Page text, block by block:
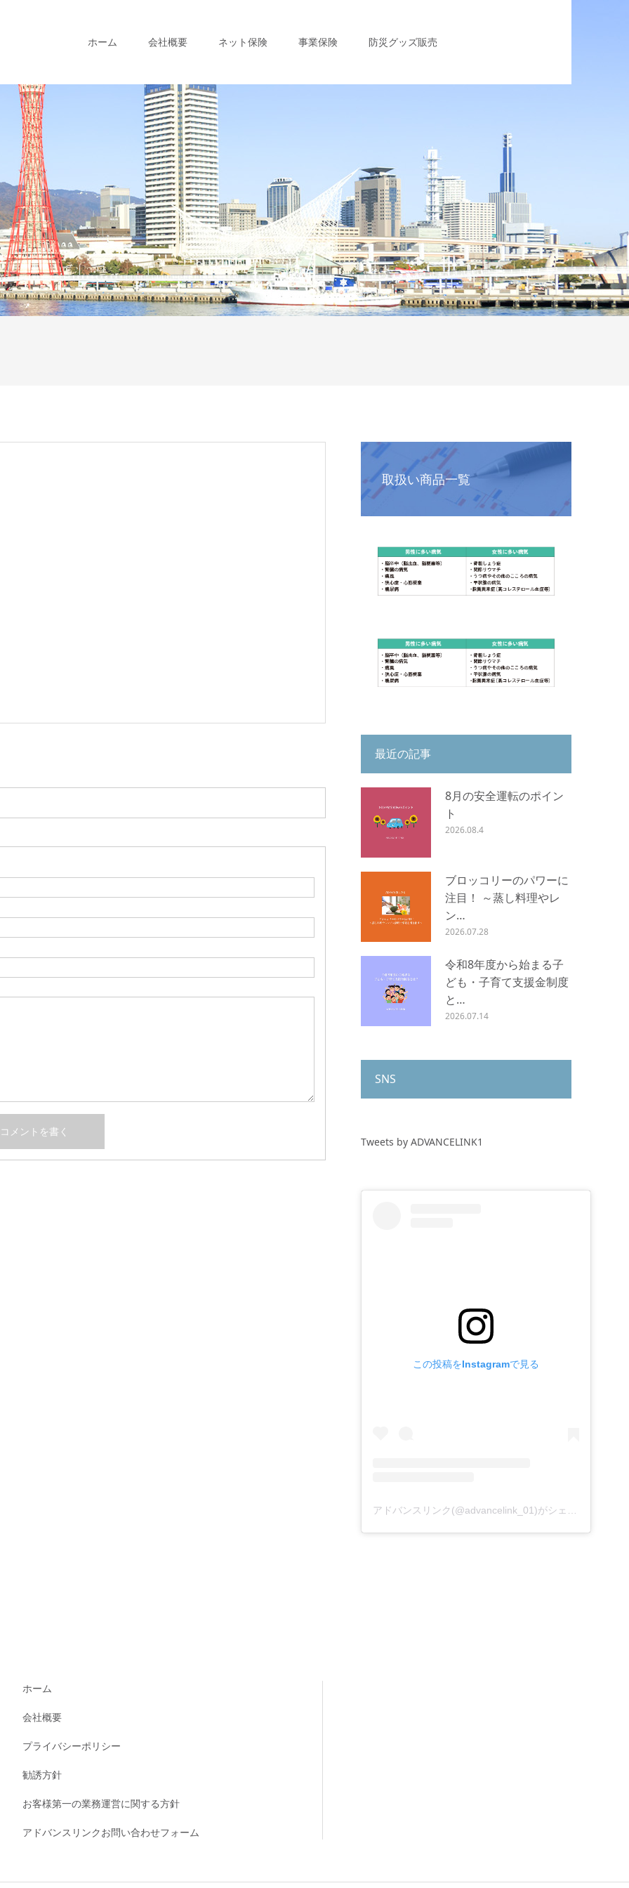
ホーム 会社概要 ネット保険 事業保険 防災グッズ販売
取扱い商品一覧
最近の記事
8月の安全運転のポイン
ト
2026.08.4
ブロッコリーのパワーに
注目！ ～蒸し料理やレ
ン…
2026.07.28
令和8年度から始まる子
ども・子育て支援金制度
と…
2026.07.14
SNS
Tweets by ADVANCELINK1
この投稿をInstagramで見る
ホーム
会社概要
プライバシーポリシー
勧誘方針
お客様第一の業務運営に関する方針
アドバンスリンクお問い合わせフォーム